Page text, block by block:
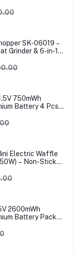
Volt AA Battery
SK-06019 –
Grinder & 6-in-1
750mWh
Battery 4 Pcs
A Battery Pack
Electric Waffle
– Non-Stick
2600mWh
Battery Pack
with Charger